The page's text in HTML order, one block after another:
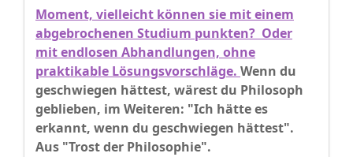
Moment, vielleicht können sie mit einem
abgebrochenen Studium punkten? Oder
mit endlosen Abhandlungen, ohne
praktikable Lösungsvorschläge. Wenn du
geschwiegen hättest, wärest du Philosoph
geblieben, im Weiteren: "Ich hätte es
erkannt, wenn du geschwiegen hättest".
Aus "Trost der Philosophie".